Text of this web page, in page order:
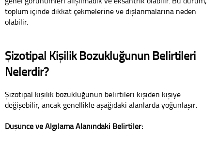
toplum içinde dikkat çekmelerine ve dışlanmalarına neden
olabilir.
Şizotipal Kişilik Bozukluğunun Belirtileri
Nelerdir?
Şizotipal kişilik bozukluğunun belirtileri kişiden kişiye
değişebilir, ancak genellikle aşağıdaki alanlarda yoğunlaşır:
Düşünce ve Algılama Alanındaki Belirtiler: